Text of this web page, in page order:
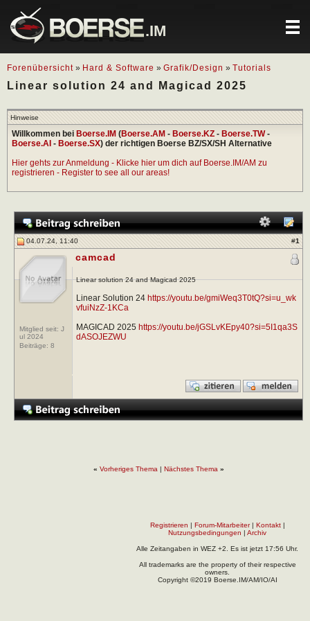
.IM
Forenübersicht » Hard & Software » Grafik/Design » Tutorials
Linear solution 24 and Magicad 2025
Hinweise
Willkommen bei Boerse.IM (Boerse.AM - Boerse.KZ - Boerse.TW-
Boerse.AI - Boerse.SX) der richtigen Boerse BZ/SX/SH Alternative
Hier gehts zur Anmeldung - Klicke hier um dich auf Boerse.IM/AM zu
registrieren - Register to see all our areas!
04.07.24, 11:40 #1
Mitglied seit: J
ul 2024
Beiträge: 8
camcad
Linear solution 24 and Magicad 2025
Linear Solution 24 https://youtu.be/gmiWeq3T0tQ?si=u_wk
vfuiNzZ-1KCa
MAGICAD 2025 https://youtu.be/jGSLvKEpy40?si=5I1qa3S
dASOJEZWU
« Vorheriges Thema | Nächstes Thema »
Registrieren | Forum-Mitarbeiter| Kontakt|
Nutzungsbedingungen | Archiv
Alle Zeitangaben in WEZ +2. Es ist jetzt 17:56 Uhr.
All trademarks are the property of their respective
owners.
Copyright ©2019 Boerse.IM/AM/IO/AI